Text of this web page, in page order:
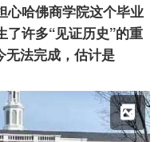
心哈佛商学院这个毕业
了许多“见证历史”的重
法完成，估计是
X